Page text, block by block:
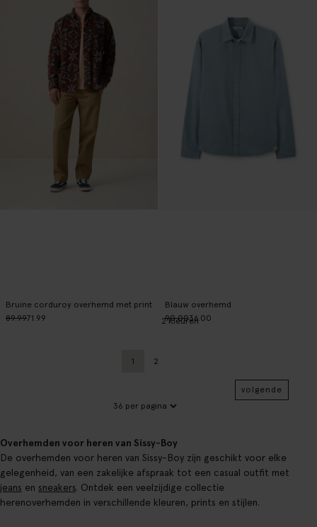
Bruine corduroy overhemd met print
89.9971.99
Blauw overhemd
90.0036.00
2Kleuren
Huidige pagina
1
Vorige
2
volgende
Overhemden voor heren van Sissy-Boy
De overhemden voor heren van Sissy-Boy zijn geschikt voor elke
gelegenheid, van een zakelijke afspraak tot een casual outfit met
jeans en sneakers. Ontdek een veelzijdige collectie
herenoverhemden in verschillende kleuren, prints en stijlen.